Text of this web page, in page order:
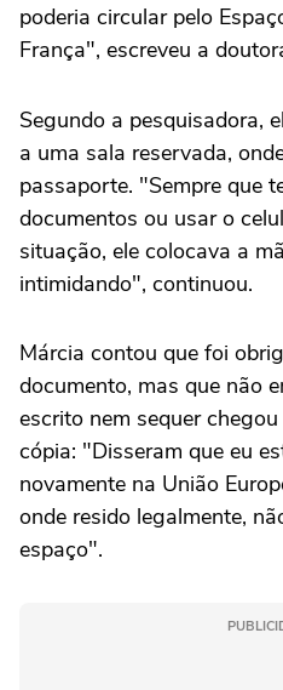
poderia circular pelo
França", escreveu a
Segundo a pesquisadora,
a uma sala reservada,
passaporte. "Sempre que
documentos ou usar o
situação, ele colocava a
intimidando", continuou.
Márcia contou que foi
documento, mas que não
escrito nem sequer
cópia: "Disseram que eu
novamente na União
onde resido legalmente,
espaço".